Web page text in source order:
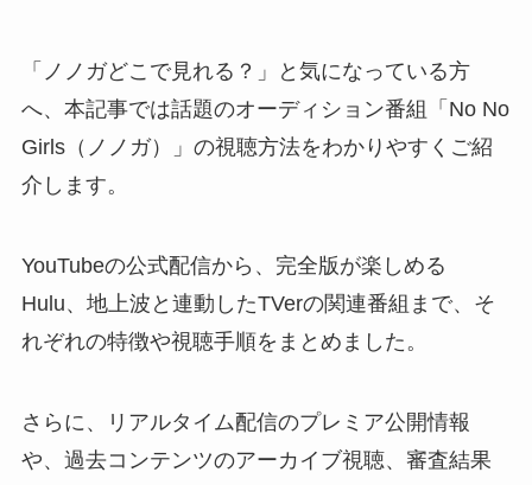
「ノノガどこで見れる？」と気になっている方
へ、本記事では話題のオーディション番組「No No
Girls（ノノガ）」の視聴方法をわかりやすくご紹
介します。
YouTubeの公式配信から、完全版が楽しめる
Hulu、地上波と連動したTVerの関連番組まで、そ
れぞれの特徴や視聴手順をまとめました。
さらに、リアルタイム配信のプレミア公開情報
や、過去コンテンツのアーカイブ視聴、審査結果